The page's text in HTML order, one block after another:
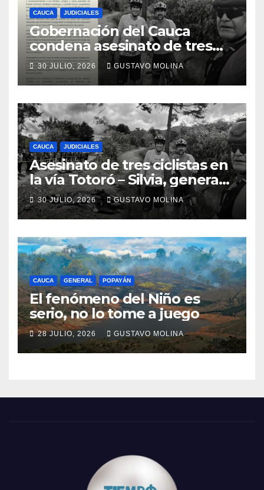
CAUCA JUDICIALES
Gobernación del Cauca
condena asesinato de tres
ciudadanos y exige medidas
urgentes al Gobierno
Nacional
30 JULIO, 2026 GUSTAVO MOLINA
CAUCA JUDICIALES
Asesinato de tres ciclistas en
la vía Totoró – Silvia, genera
consternación en el Cauca
30 JULIO, 2026 GUSTAVO MOLINA
CAUCA GENERAL POPAYÁN
El fenómeno del Niño es
serio, no lo tome a juego
28 JULIO, 2026 GUSTAVO MOLINA